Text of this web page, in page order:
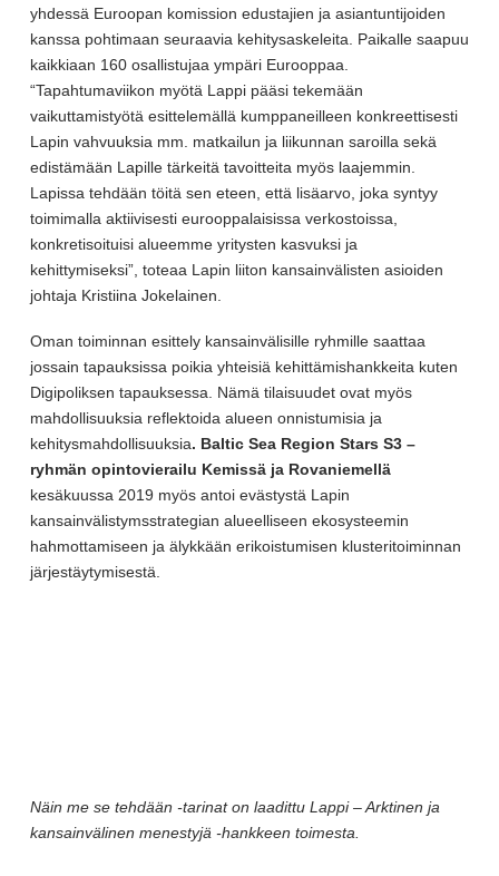
yhdessä Euroopan komission edustajien ja asiantuntijoiden
kanssa pohtimaan seuraavia kehitysaskeleita. Paikalle saapuu
kaikkiaan 160 osallistujaa ympäri Eurooppaa.
“Tapahtumaviikon myötä Lappi pääsi tekemään
vaikuttamistyötä esittelemällä kumppaneilleen konkreettisesti
Lapin vahvuuksia mm. matkailun ja liikunnan saroilla sekä
edistämään Lapille tärkeitä tavoitteita myös laajemmin.
Lapissa tehdään töitä sen eteen, että lisäarvo, joka syntyy
toimimalla aktiivisesti eurooppalaisissa verkostoissa,
konkretisoituisi alueemme yritysten kasvuksi ja
kehittymiseksi”, toteaa Lapin liiton kansainvälisten asioiden
johtaja Kristiina Jokelainen.
Oman toiminnan esittely kansainvälisille ryhmille saattaa
jossain tapauksissa poikia yhteisiä kehittämishankkeita kuten
Digipoliksen tapauksessa. Nämä tilaisuudet ovat myös
mahdollisuuksia reflektoida alueen onnistumisia ja
kehitysmahdollisuuksia. Baltic Sea Region Stars S3 –
ryhmän opintovierailu Kemissä ja Rovaniemellä
kesäkuussa 2019 myös antoi evästystä Lapin
kansainvälistymsstrategian alueelliseen ekosysteemin
hahmottamiseen ja älykkään erikoistumisen klusteritoiminnan
järjestäytymisestä.
Näin me se tehdään -tarinat on laadittu Lappi – Arktinen ja
kansainvälinen menestyjä -hankkeen toimesta.